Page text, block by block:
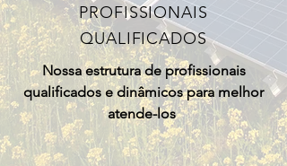
PROFISSIONAIS
QUALIFICADOS
Nossa estrutura de profissionais
qualificados e dinâmicos para melhor
atende-los